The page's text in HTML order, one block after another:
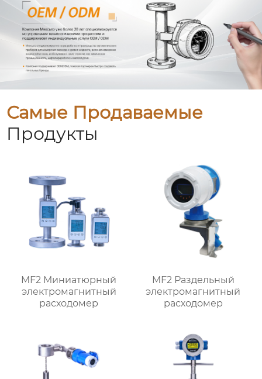
Самые Продаваемые
Продукты
MF2 Миниатюрный
электромагнитный
расходомер
MF2 Раздельный
электромагнитный
расходомер